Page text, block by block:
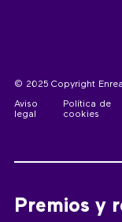
© 2025 Copyright
Aviso
legal
Política de
cookies
Premios y